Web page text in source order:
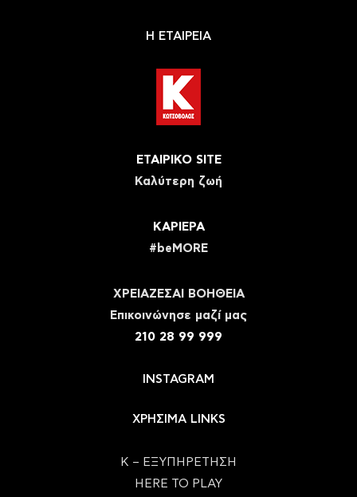
Η ΕΤΑΙΡΕΙΑ
ΕΤΑΙΡΙΚΟ SITE
Καλύτερη ζωή
ΚΑΡΙΕΡΑ
#beMORE
ΧΡΕΙΑΖΕΣΑΙ ΒΟΗΘΕΙΑ
Eπικοινώνησε μαζί μας
210 28 99 999
INSTAGRAM
ΧΡΗΣΙΜΑ LINKS
Κ – ΕΞΥΠΗΡΕΤΗΣΗ
HERE TO PLAY